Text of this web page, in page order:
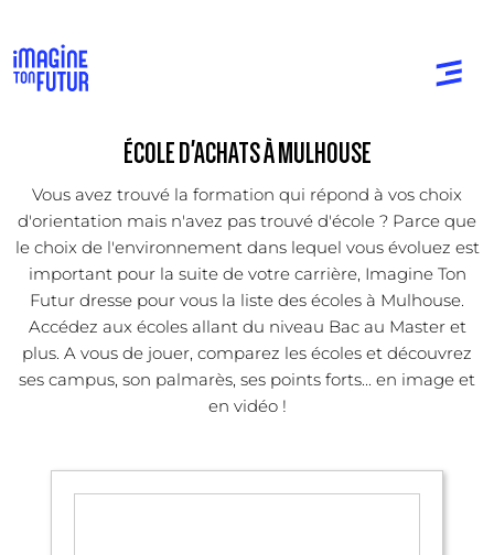
ÉCOLE D'ACHATS À MULHOUSE
Vous avez trouvé la formation qui répond à vos choix
d'orientation mais n'avez pas trouvé d'école ? Parce que
le choix de l'environnement dans lequel vous évoluez est
important pour la suite de votre carrière, Imagine Ton
Futur dresse pour vous la liste des écoles à Mulhouse.
Accédez aux écoles allant du niveau Bac au Master et
plus. A vous de jouer, comparez les écoles et découvrez
ses campus, son palmarès, ses points forts... en image et
en vidéo !